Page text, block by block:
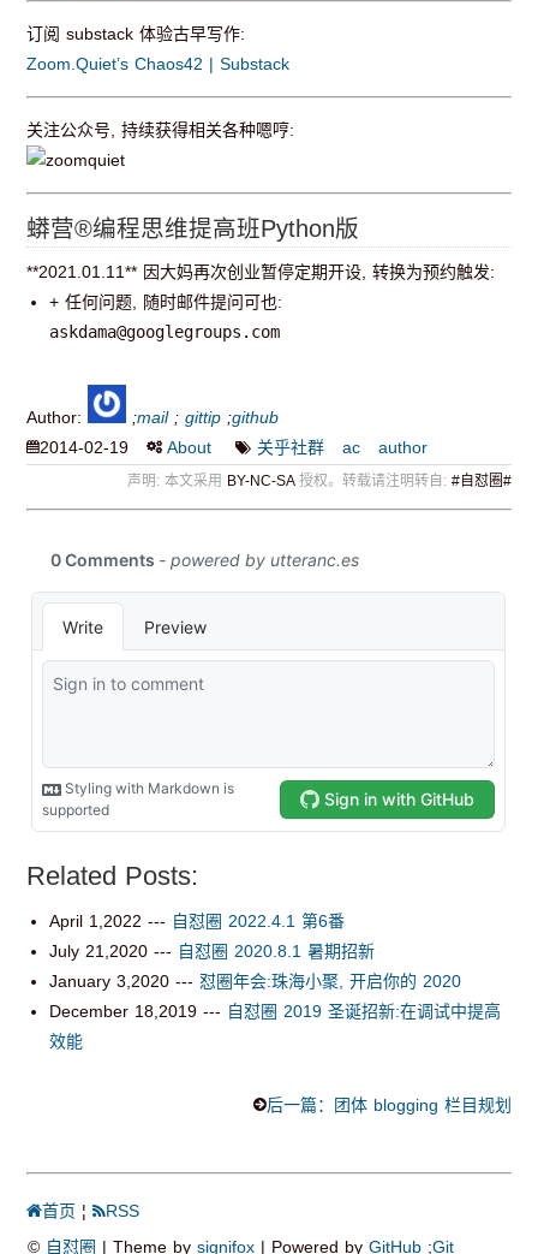
订阅 substack 体验古早写作:
Zoom.Quiet’s Chaos42 | Substack
关注公众号, 持续获得相关各种嗯哼:
蟒营®编程思维提高班Python版
**2021.01.11** 因大妈再次创业暂停定期开设, 转换为预约触发:
+ 任何问题, 随时邮件提问可也:
askdama@googlegroups.com
Author: ;mail ; gittip ;github
2014-02-19
About 关乎社群 ac author
声明: 本文采用 BY-NC-SA授权。转载请注明转自: #自怼圈#
Related Posts:
April 1,2022 --- 自怼圈 2022.4.1 第6番
July 21,2020--- 自怼圈 2020.8.1 暑期招新
January 3,2020--- 怼圈年会:珠海小聚, 开启你的 2020
December 18,2019--- 自怼圈 2019 圣诞招新:在调试中提高
效能
后一篇：团体 blogging 栏目规划
首页 ¦
RSS
© 自怼圈 | Theme bysignifox | Powered byGitHub ;Git